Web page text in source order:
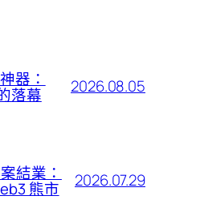
器：
落幕 2026.08.05
結業：
熊市 2026.07.29